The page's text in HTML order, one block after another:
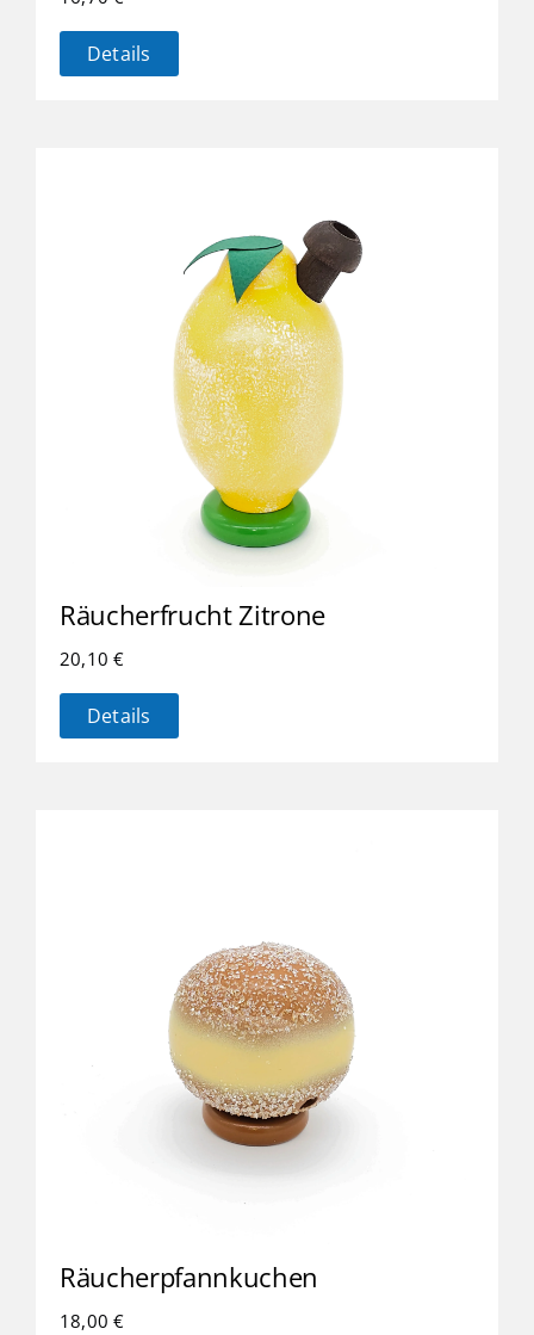
Details
Räucherfrucht Zitrone
20,10€
Details
Räucherpfannkuchen
18,00€